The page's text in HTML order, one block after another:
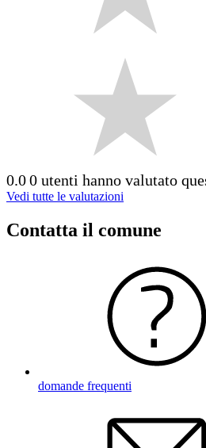
0.00 utenti hanno valutato
Vedi tutte le valutazioni
Contatta il comune
domande frequenti